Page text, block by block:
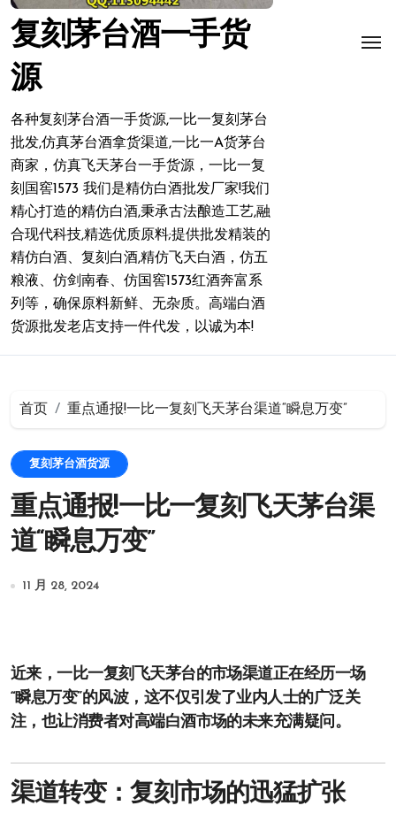
复刻茅台酒一手货
源
各种复刻茅台酒一手货源,一比一复刻茅台
批发,仿真茅台酒拿货渠道,一比一A货茅台
商家，仿真飞天茅台一手货源，一比一复
刻国窖1573 我们是精仿白酒批发厂家!我们
精心打造的精仿白酒,秉承古法酿造工艺,融
合现代科技,精选优质原料;提供批发精装的
精仿白酒、复刻白酒,精仿飞天白酒，仿五
粮液、仿剑南春、仿国窖1573红酒奔富系
列等，确保原料新鲜、无杂质。高端白酒
货源批发老店支持一件代发，以诚为本!
首页 重点通报!一比一复刻飞天茅台渠道“瞬息万变”
复刻茅台酒货源
重点通报!一比一复刻飞天茅台渠
道“瞬息万变”
11 月 28, 2024
近来，一比一复刻飞天茅台的市场渠道正在经历一场
“瞬息万变”的风波，这不仅引发了业内人士的广泛关
注，也让消费者对高端白酒市场的未来充满疑问。
渠道转变：复刻市场的迅猛扩张